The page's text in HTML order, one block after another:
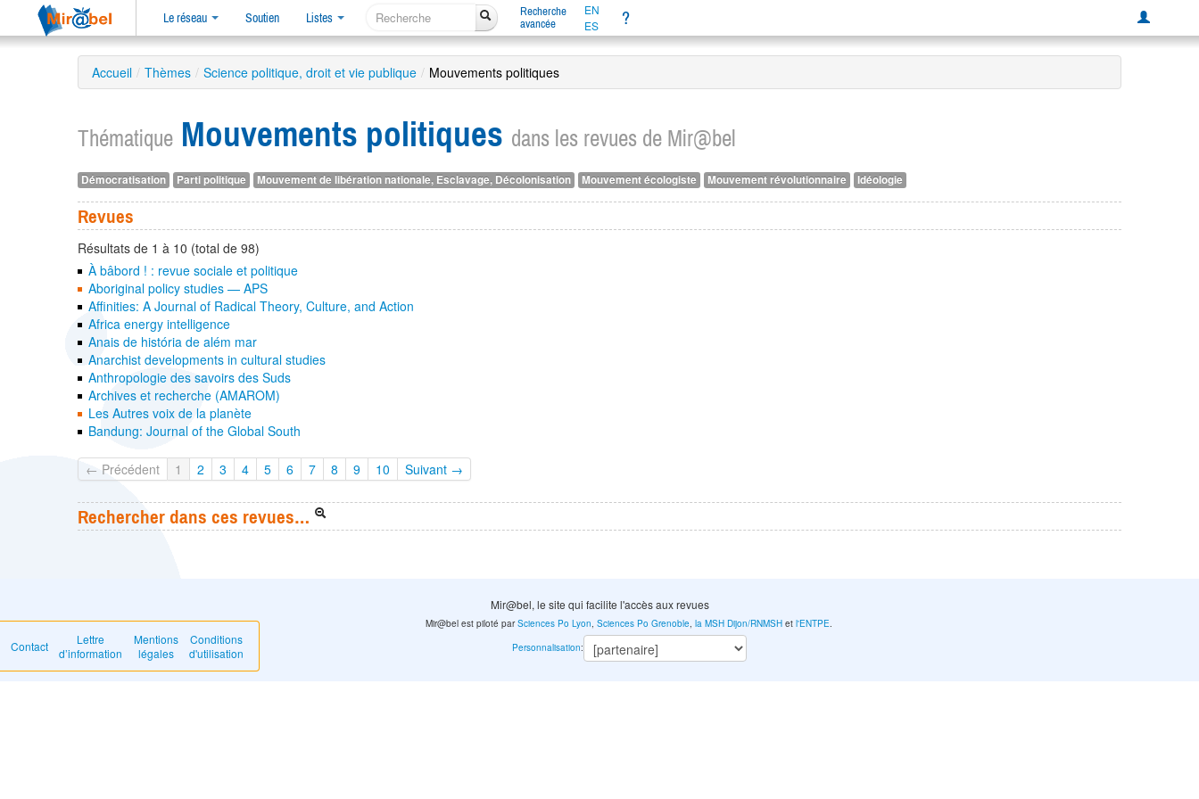
Le réseau Soutien Listes
Recherche
avancée
EN
ES
?
Accueil / Thèmes / Science politique, droit et vie publique / Mouvements politiques
Thématique Mouvements politiques dans les revues de Mir@bel
Démocratisation Parti politique Mouvement de libération nationale, Esclavage, Décolonisation Mouvement écologiste Mouvement révolutionnaire Idéologie
Revues
Résultats de 1 à 10 (total de 98)
À bâbord ! : revue sociale et politique
Aboriginal policy studies — APS
Affinities: A Journal of Radical Theory, Culture, and Action
Africa energy intelligence
Anais de história de além mar
Anarchist developments in cultural studies
Anthropologie des savoirs des Suds
Archives et recherche (AMAROM)
Les Autres voix de la planète
Bandung: Journal of the Global South
← Précédent 1 2 3 4 5 6 7 8 9 10 Suivant →
Rechercher dans ces revues…
Mir@bel, le site qui facilite l'accès aux revues
Contact
Lettre
d’information
Mentions
légales
Conditions
d'utilisation
Mir@bel est piloté parSciences Po Lyon,Sciences Po Grenoble,la MSH Dijon/RNMSH etl'ENTPE.
Personnalisation: